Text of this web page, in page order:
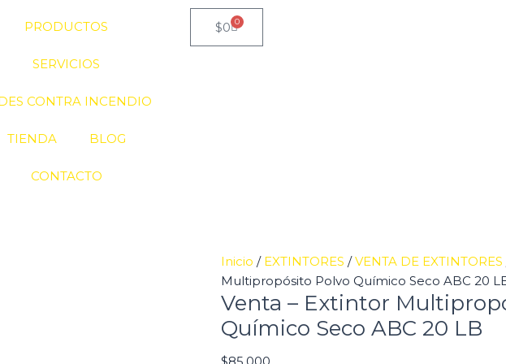
PRODUCTOS
SERVICIOS
CONTRA INCENDIO
TIENDA BLOG
CONTACTO
$0 0
Cart
Inicio / EXTINTORES /VENTA DE EXTINTORES
Multipropósito Polvo Químico Seco ABC 20
Venta – Extintor
Químico Seco ABC 20 LB
Venta
-
Extintor